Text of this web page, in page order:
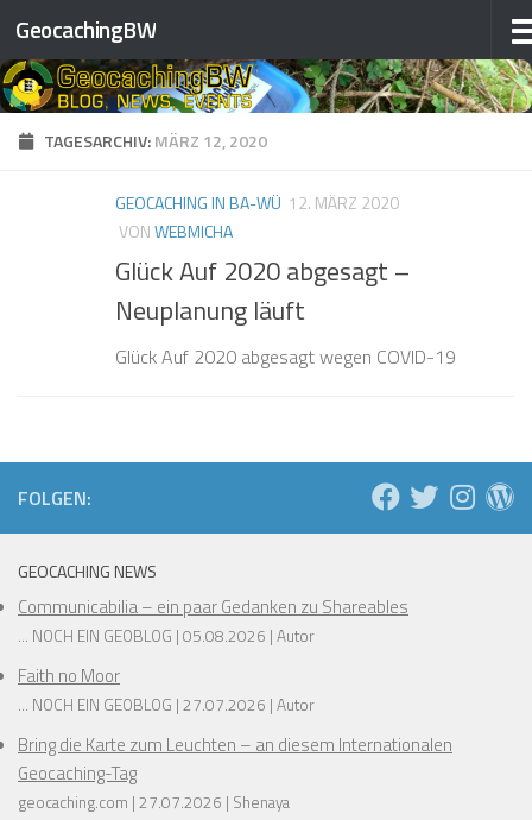
❅
❅
❅
❅
❅
❅
❅
❅
❅ ❅
❅
❅
❅
❅
❅
Zum Inhalt springen
GeocachingBW
TAGESARCHIV:MÄRZ 12, 2020
GEOCACHING IN BA-WÜ 12. MÄRZ 2020
VONWEBMICHA
Glück Auf 2020 abgesagt –
Neuplanung läuft
Glück Auf 2020 abgesagt wegen COVID-19
FOLGEN:
GEOCACHING NEWS
Communicabilia – ein paar Gedanken zu Shareables
... NOCH EIN GEOBLOG 05.08.2026 Autor
Faith no Moor
... NOCH EIN GEOBLOG 27.07.2026 Autor
Bring die Karte zum Leuchten – an diesem Internationalen
Geocaching-Tag
geocaching.com 27.07.2026 Shenaya